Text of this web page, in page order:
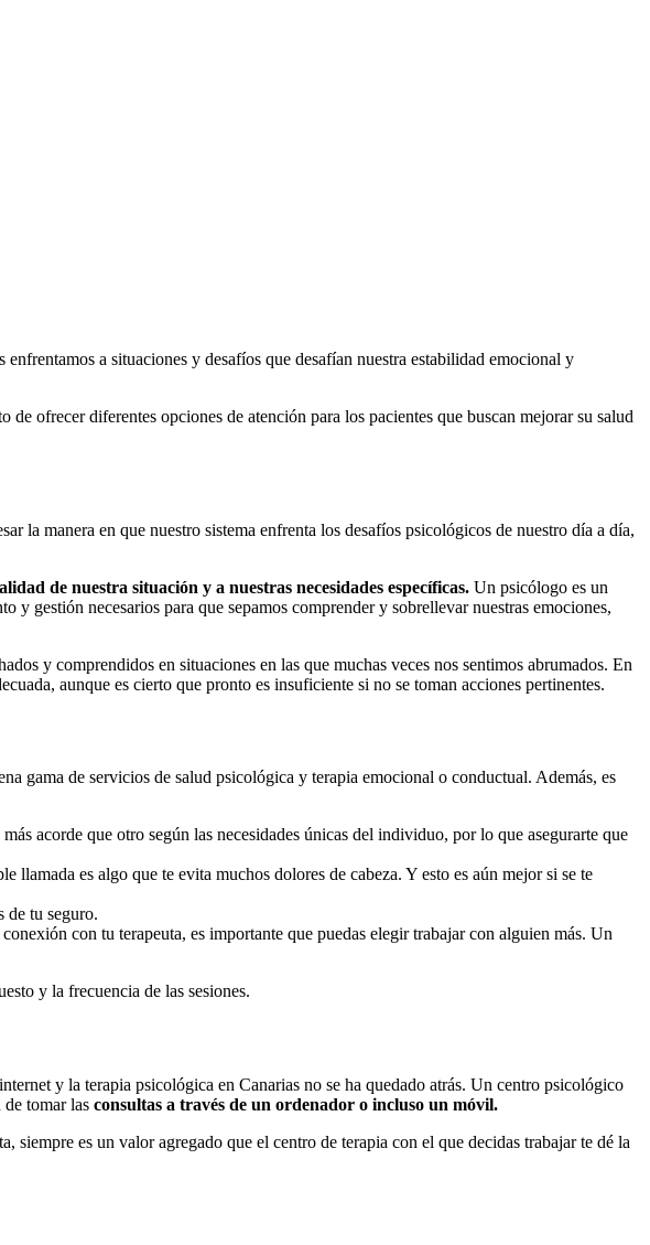
a situaciones y desafíos que desafían nuestra estabilidad emocional y
ofrecer diferentes opciones de atención para los pacientes que buscan mejorar su salud
la manera en que nuestro sistema enfrenta los desafíos psicológicos de nuestro día a día,
de nuestra situación y a nuestras necesidades específicas. Un psicólogo es un
gestión necesarios para que sepamos comprender y sobrellevar nuestras emociones,
y comprendidos en situaciones en las que muchas veces nos sentimos abrumados. En
aunque es cierto que pronto es insuficiente si no se toman acciones pertinentes.
gama de servicios de salud psicológica y terapia emocional o conductual. Además, es
acorde que otro según las necesidades únicas del individuo, por lo que asegurarte que
es algo que te evita muchos dolores de cabeza. Y esto es aún mejor si se te
de tu seguro.
con tu terapeuta, es importante que puedas elegir trabajar con alguien más. Un
y la frecuencia de las sesiones.
y la terapia psicológica en Canarias no se ha quedado atrás. Un centro psicológico
tomar las consultas a través de un ordenador o incluso un móvil.
siempre es un valor agregado que el centro de terapia con el que decidas trabajar te dé la